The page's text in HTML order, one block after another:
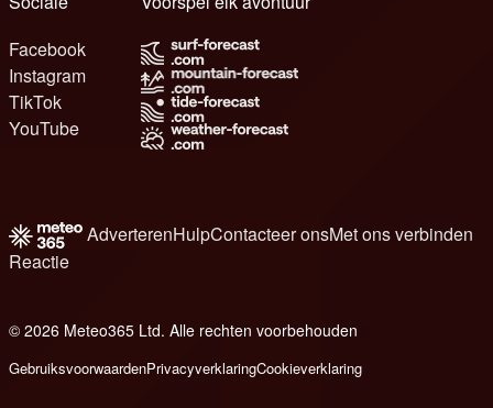
Facebook
Instagram
TikTok
YouTube
AdverterenHulpContacteer onsMet ons verbinden
Reactie
© 2026 Meteo365 Ltd. Alle rechten voorbehouden
GebruiksvoorwaardenPrivacyverklaringCookieverklaring